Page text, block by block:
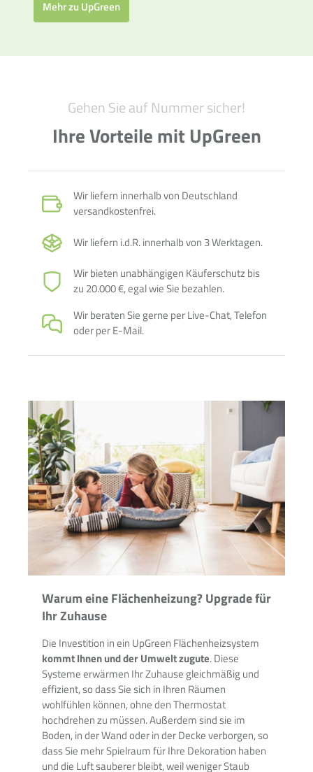
Mehr zu UpGreen
Gehen Sie auf Nummer sicher!
Ihre Vorteile mit UpGreen
Wir liefern innerhalb von Deutschland
versandkostenfrei.
Wir liefern i.d.R. innerhalb von 3 Werktagen.
Wir bieten unabhängigen Käuferschutz bis
zu 20.000 €, egal wie Sie bezahlen.
Wir beraten Sie gerne per Live-Chat, Telefon
oder per E-Mail.
Warum eine Flächenheizung? Upgrade für
Ihr Zuhause
Die Investition in ein UpGreen Flächenheizsystem
kommt Ihnen und der Umwelt zugute. Diese
Systeme erwärmen Ihr Zuhause gleichmäßig und
effizient, so dass Sie sich in Ihren Räumen
wohlfühlen können, ohne den Thermostat
hochdrehen zu müssen. Außerdem sind sie im
Boden, in der Wand oder in der Decke verborgen, so
dass Sie mehr Spielraum für Ihre Dekoration haben
und die Luft sauberer bleibt, weil weniger Staub